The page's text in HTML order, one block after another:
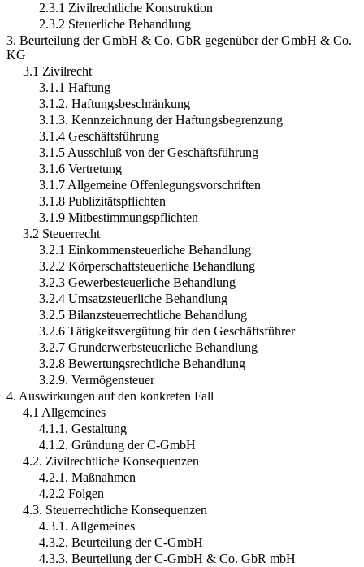
2.3.1 Zivilrechtliche Konstruktion
2.3.2 Steuerliche Behandlung
3. Beurteilung der GmbH & Co. GbR gegenüber der GmbH & Co.
KG
3.1 Zivilrecht
3.1.1 Haftung
3.1.2. Haftungsbeschränkung
3.1.3. Kennzeichnung der Haftungsbegrenzung
3.1.4 Geschäftsführung
3.1.5 Ausschluß von der Geschäftsführung
3.1.6 Vertretung
3.1.7 Allgemeine Offenlegungsvorschriften
3.1.8 Publizitätspflichten
3.1.9 Mitbestimmungspflichten
3.2 Steuerrecht
3.2.1 Einkommensteuerliche Behandlung
3.2.2 Körperschaftsteuerliche Behandlung
3.2.3 Gewerbesteuerliche Behandlung
3.2.4 Umsatzsteuerliche Behandlung
3.2.5 Bilanzsteuerrechtliche Behandlung
3.2.6 Tätigkeitsvergütung für den Geschäftsführer
3.2.7 Grunderwerbsteuerliche Behandlung
3.2.8 Bewertungsrechtliche Behandlung
3.2.9. Vermögensteuer
4. Auswirkungen auf den konkreten Fall
4.1 Allgemeines
4.1.1. Gestaltung
4.1.2. Gründung der C-GmbH
4.2. Zivilrechtliche Konsequenzen
4.2.1. Maßnahmen
4.2.2 Folgen
4.3. Steuerrechtliche Konsequenzen
4.3.1. Allgemeines
4.3.2. Beurteilung der C-GmbH
4.3.3. Beurteilung der C-GmbH & Co. GbR mbH